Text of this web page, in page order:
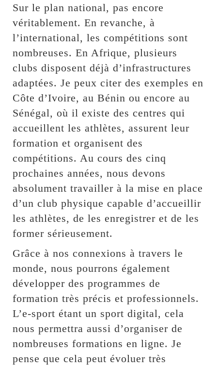
Sur le plan national, pas encore
véritablement. En revanche, à
l’international, les compétitions sont
nombreuses. En Afrique, plusieurs
clubs disposent déjà d’infrastructures
adaptées. Je peux citer des exemples en
Côte d’Ivoire, au Bénin ou encore au
Sénégal, où il existe des centres qui
accueillent les athlètes, assurent leur
formation et organisent des
compétitions. Au cours des cinq
prochaines années, nous devons
absolument travailler à la mise en place
d’un club physique capable d’accueillir
les athlètes, de les enregistrer et de les
former sérieusement.
Grâce à nos connexions à travers le
monde, nous pourrons également
développer des programmes de
formation très précis et professionnels.
L’e-sport étant un sport digital, cela
nous permettra aussi d’organiser de
nombreuses formations en ligne. Je
pense que cela peut évoluer très